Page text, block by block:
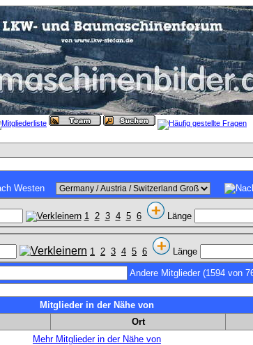
1 2 3 4 5 6 Länge
1 2 3 4 5 6 Länge
Andere Mitglieder (1594 von
Mitglieder in der Nähe von
Ort
Mehr Mitglieder in der Nähe von